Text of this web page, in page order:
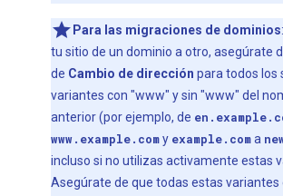
Para las migraciones de dominios
tu sitio de un dominio a otro, asegúrate
de Cambio de dirección para todos los
variantes con "www" y sin "www" del
anterior (por ejemplo, de
www.example.comy example.coma
incluso si no utilizas activamente estas
Asegúrate de que todas estas